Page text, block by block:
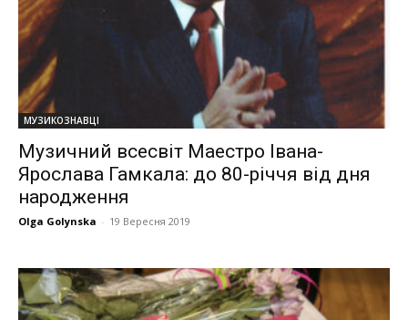
МУЗИКОЗНАВЦІ
Музичний всесвіт Маестро Івана-
Ярослава Гамкала: до 80-річчя від дня
народження
Olga Golynska - 19 Вересня 2019